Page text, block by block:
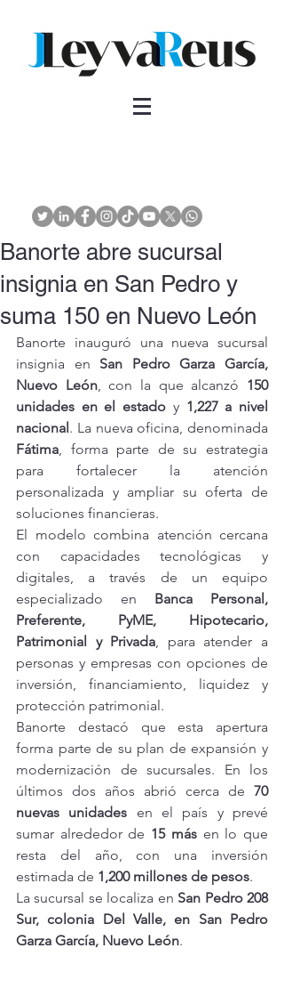
Banorte abre sucursal
insignia en San Pedro y
suma 150 en Nuevo León
Banorte inauguró una nueva sucursal
insignia en San Pedro Garza García,
Nuevo León, con la que alcanzó 150
unidades en el estado y 1,227 a nivel
nacional
Fátima, forma parte de su estrategia
para fortalecer la atención
personalizada y ampliar su oferta de
soluciones financieras.
El modelo combina atención cercana
con capacidades tecnológicas y
digitales, a través de un equipo
especializado en Banca Personal,
Preferente, PyME, Hipotecario,
Patrimonial y Privada, para atender a
personas y empresas con opciones de
inversión, financiamiento, liquidez y
protección patrimonial.
Banorte destacó que esta apertura
forma parte de su plan de expansión y
modernización de sucursales. En los
últimos dos años abrió cerca de 70
nuevas unidades en el país y prevé
sumar alrededor de 15 más en lo que
resta del año, con una inversión
estimada de 1,200 millones de pesos.
La sucursal se localiza en San Pedro 208
Sur, colonia Del Valle, en San Pedro
Garza García, Nuevo León.